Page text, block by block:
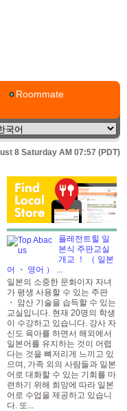
Roommate
8 Saturday AM 07:57 (PDT)
플레전트힐 일
본식 주판교실
개교 ！ （ 일본
어 ・ 영어 ） ...
일본의 소중한 문화이자 자녀
가 평생 사용할 수 있는 주판
・ 암산 기술을 습득할 수 있는
교실입니다. 현재 20명의 학생
이 수강하고 있습니다. 강사 자
신도 육아를 하면서 해외에서
일본어를 유지하는 것이 어렵
다는 것을 뼈저리게 느끼고 있
으며, 가족 외의 사람들과 일본
어로 대화할 수 있는 기회를 마
련하기 위해 희망에 따라 일본
어로 수업을 제공하고 있습니
다. 또...